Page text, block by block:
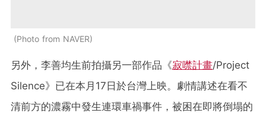
Photo from NAVER
另外，李善均生前拍攝另一部作品《寂噤計畫/Project
Silence》已在本月17日於台灣上映。劇情講述在看不
清前方的濃霧中發生連環車禍事件，被困在即將倒塌的